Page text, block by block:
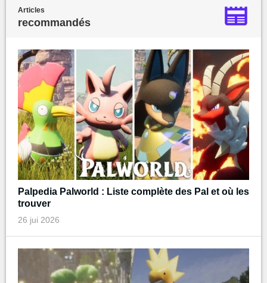
Articles
recommandés
Palpedia Palworld : Liste complète des Pal et où les
trouver
26 jui 2026